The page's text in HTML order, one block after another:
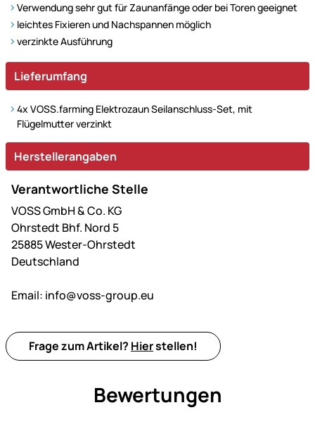
Verwendung sehr gut für Zaunanfänge oder bei Toren geeignet
leichtes Fixieren und Nachspannen möglich
verzinkte Ausführung
Lieferumfang
4x VOSS.farming Elektrozaun Seilanschluss-Set, mit
Flügelmutter verzinkt
Herstellerangaben
Verantwortliche Stelle
VOSS GmbH & Co. KG
Ohrstedt Bhf. Nord 5
25885 Wester-Ohrstedt
Deutschland
Email: info@voss-group.eu
Frage zum Artikel? Hierstellen!
Bewertungen